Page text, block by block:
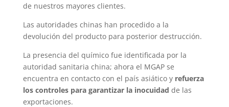
de nuestros mayores clientes.
Las autoridades chinas han procedido a la
devolución del producto para posterior destrucción.
La presencia del químico fue identificada por la
autoridad sanitaria china; ahora el MGAP se
encuentra en contacto con el país asiático y refuerza
los controles para garantizar la inocuidad de las
exportaciones.